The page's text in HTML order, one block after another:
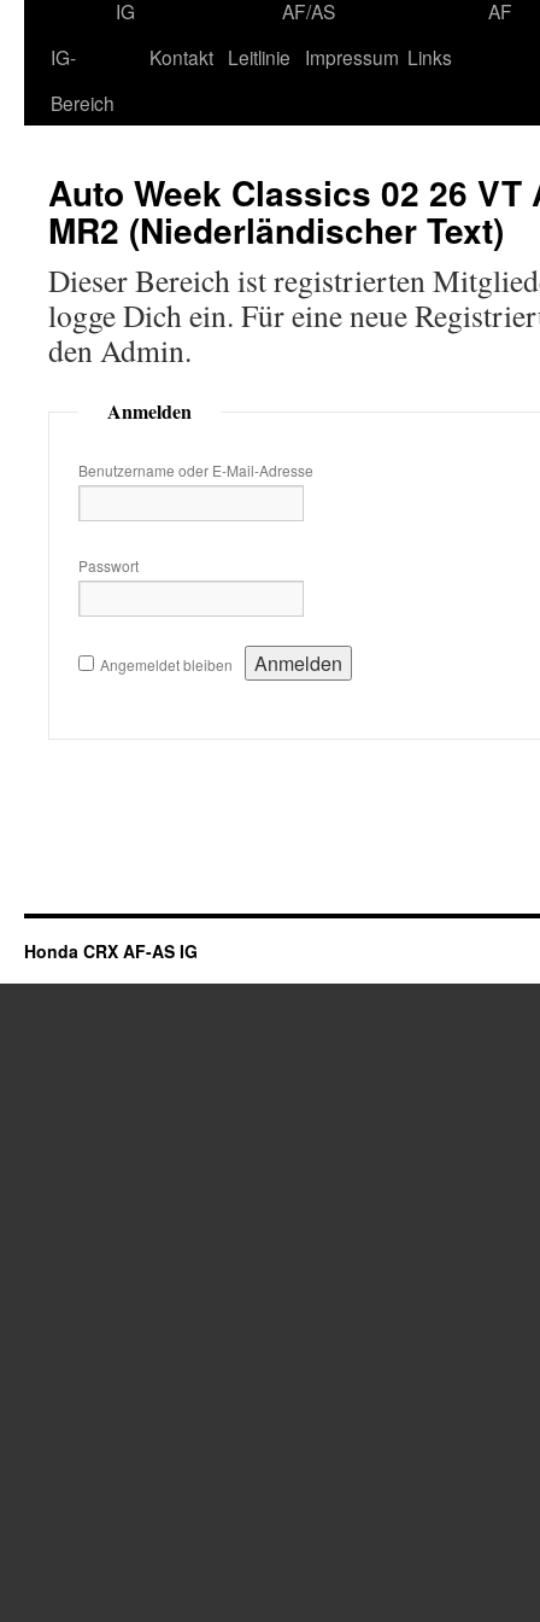
IG
AF/AS
AF
IG-
Bereich
Kontakt Leitlinie Impressum Links
Auto Week Classics 02 26 VT
MR2 (Niederländischer Text)
Dieser Bereich ist registrierten
logge Dich ein. Für eine neue
den Admin.
Anmelden
Benutzername oder E-Mail-Adresse
Passwort
Angemeldet bleiben
Honda CRX AF-AS IG